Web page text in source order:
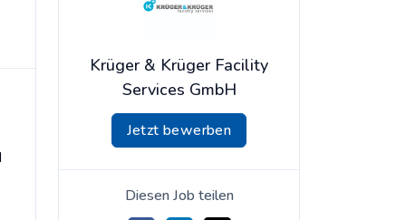
Krüger & Krüger Facility
Services GmbH
Jetzt bewerben
Diesen Job teilen